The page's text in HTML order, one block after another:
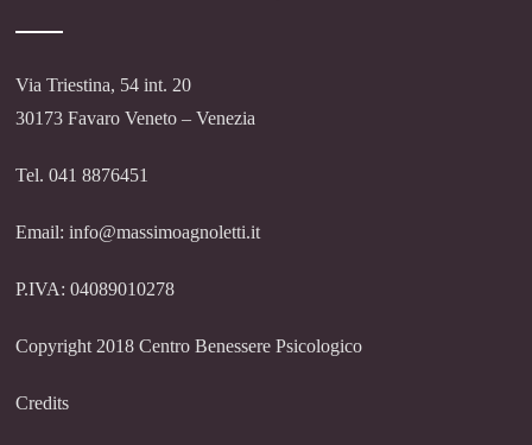
Via Triestina, 54 int. 20
30173 Favaro Veneto – Venezia
Tel. 041 8876451
Email: info@massimoagnoletti.it
P.IVA: 04089010278
Copyright 2018 Centro Benessere Psicologico
Credits